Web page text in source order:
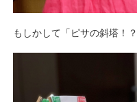
もしかして「ピサの斜塔！？